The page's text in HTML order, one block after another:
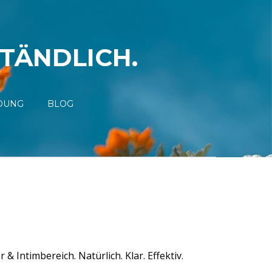
BLOG
Intimbereich. Natürlich. Klar. Effektiv.